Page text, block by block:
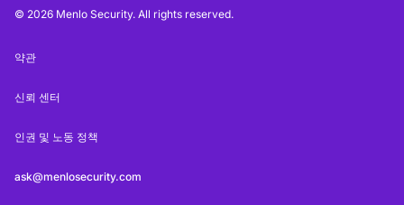
© 2026 Menlo Security. All rights reserved.
약관
신뢰 센터
인권 및 노동 정책
ask@menlosecurity.com